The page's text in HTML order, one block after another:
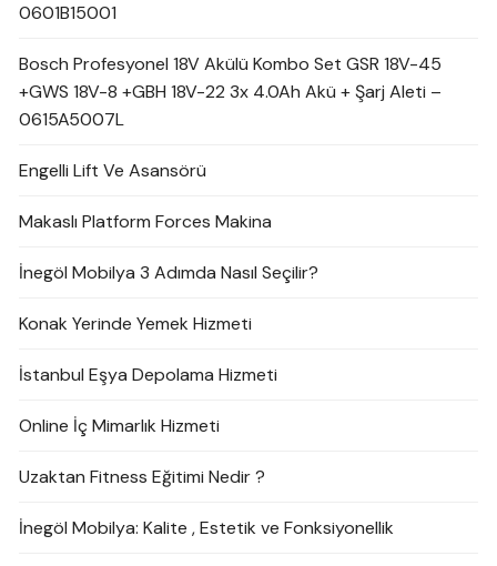
0601B15001
Bosch Profesyonel 18V Akülü Kombo Set GSR 18V-45
+GWS 18V-8 +GBH 18V-22 3x 4.0Ah Akü + Şarj Aleti –
0615A5007L
Engelli Lift Ve Asansörü
Makaslı Platform Forces Makina
İnegöl Mobilya 3 Adımda Nasıl Seçilir?
Konak Yerinde Yemek Hizmeti
İstanbul Eşya Depolama Hizmeti
Online İç Mimarlık Hizmeti
Uzaktan Fitness Eğitimi Nedir ?
İnegöl Mobilya: Kalite , Estetik ve Fonksiyonellik